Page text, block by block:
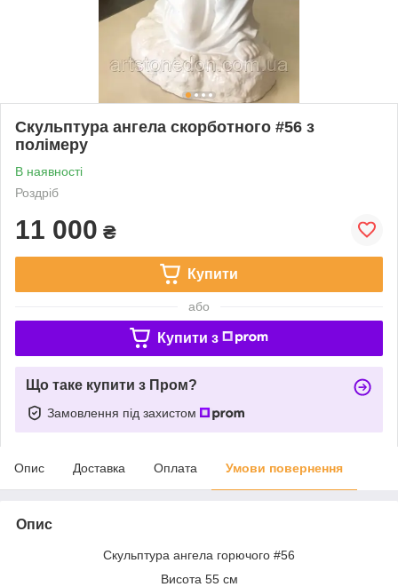
Скульптура ангела скорботного #56 з
полімеру
В наявності
Роздріб
11 000 ₴
Купити
або
Купити з
Що таке купити з Пром?
Замовлення під захистом
Опис Доставка Оплата Умови повернення
Опис
Скульптура ангела горючого #56
Висота 55 см